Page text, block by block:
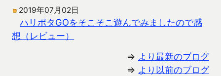
2019年07月02日
ハリポタGOをそこそこ遊んでみましたので感
想（レビュー）
⇒ より最新のブログ
⇒ より以前のブログ